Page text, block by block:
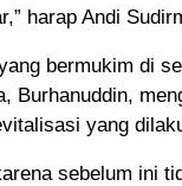
harap Andi
bermukim di
Burhanuddin,
yang
sebelum ini